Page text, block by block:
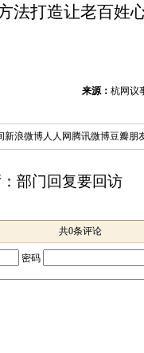
法打造让老百姓
来源： 杭网议
新浪微博人人网 腾讯微博豆瓣朋
部门回复要回访
共0条评论
密码